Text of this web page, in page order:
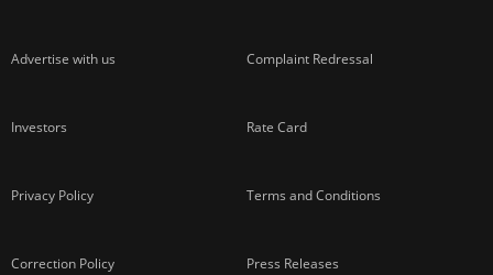
Advertise with us Complaint Redressal
Investors Rate Card
Privacy Policy Terms and Conditions
Correction Policy Press Releases